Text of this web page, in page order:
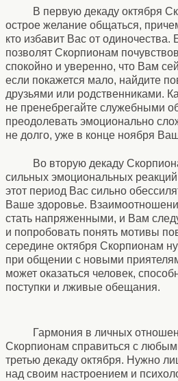
В первую декаду октября
острое желание общаться,
кто избавит Вас от одиночества.
позволят Скорпионам
спокойно и уверенно, что Вам
если покажется мало, найдите
друзьями или родственниками.
не пренебрегайте служебными
преодолевать эмоционально
не долго, уже в конце ноября
Во вторую декаду
сильных эмоциональных
этот период Вас сильно
Ваше здоровье.
стать напряженными, и Вам
и попробовать понять мотивы
середине октября Скорпионам
при общении с новыми
может оказаться человек,
поступки и лживые обещания.
Гармония в личных
Скорпионам справиться с
третью декаду октября. Нужно
над своим настроением и